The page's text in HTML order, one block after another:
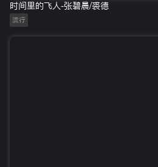
时间里的飞人-张碧晨/裘德
流行